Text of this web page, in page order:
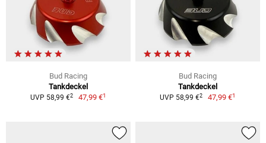
Bud Racing
Tankdeckel
UVP 58,99 €2 47,99 €1
Bud Racing
Tankdeckel
UVP 58,99 €2 47,99 €1